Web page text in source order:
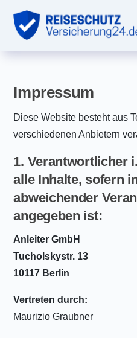
Impressum
Diese Website besteht aus
verschiedenen Anbietern
1. Verantwortlicher
alle Inhalte, sofern
abweichender
angegeben ist:
Anleiter GmbH
Tucholskystr. 13
10117 Berlin
Vertreten durch:
Maurizio Graubner